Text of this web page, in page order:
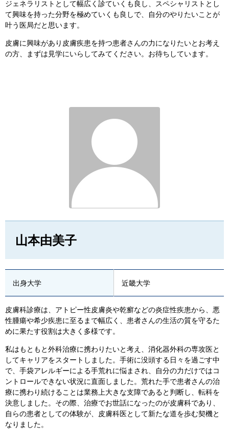
ジェネラリストとして幅広く診ていくも良し、スペシャリストとし
て興味を持った分野を極めていくも良しで、自分のやりたいことが
叶う医局だと思います。
皮膚に興味があり皮膚疾患を持つ患者さんの力になりたいとお考え
の方、まずは見学にいらしてみてください。お待ちしています。
山本由美子
出身大学 近畿大学
皮膚科診療は、アトピー性皮膚炎や乾癬などの炎症性疾患から、悪
性腫瘍や希少疾患に至るまで幅広く、患者さんの生活の質を守るた
めに果たす役割は大きく多様です。
私はもともと外科治療に携わりたいと考え、消化器外科の専攻医と
してキャリアをスタートしました。手術に没頭する日々を過ごす中
で、手袋アレルギーによる手荒れに悩まされ、自分の力だけではコ
ントロールできない状況に直面しました。荒れた手で患者さんの治
療に携わり続けることは業務上大きな支障であると判断し、転科を
決意しました。その際、治療でお世話になったのが皮膚科であり、
自らの患者としての体験が、皮膚科医として新たな道を歩む契機と
なりました。